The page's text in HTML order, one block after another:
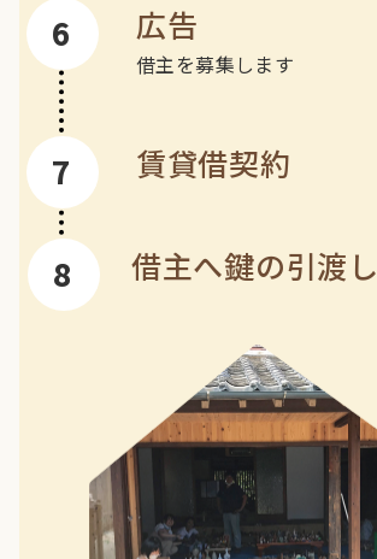
広告
借主を募集します
賃貸借契約
借主へ鍵の引渡し